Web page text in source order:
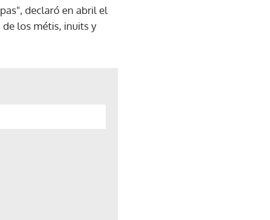
declaró en abril el
los métis, inuits y